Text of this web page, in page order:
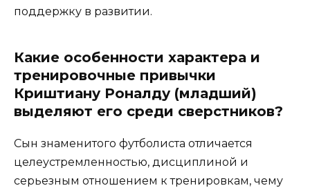
поддержку в развитии.
Какие особенности характера и
тренировочные привычки
Криштиану Роналду (младший)
выделяют его среди сверстников?
Сын знаменитого футболиста отличается
целеустремленностью, дисциплиной и
серьезным отношением к тренировкам, чему